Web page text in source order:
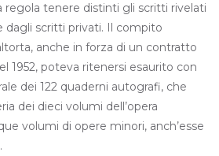
regola tenere distinti gli scritti rivelati
dagli scritti privati. Il compito
anche in forza di un contratto
1952, poteva ritenersi esaurito con
dei 122 quaderni autografi, che
dei dieci volumi dell’opera
volumi di opere minori, anch’esse